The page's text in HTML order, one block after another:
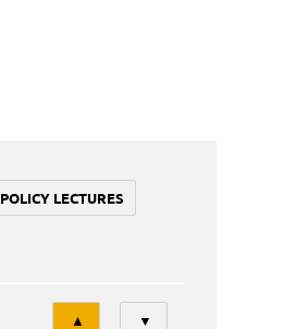
POLICY LECTURES
Tri
▲ ▼